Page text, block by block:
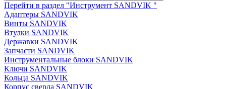
Перейти в раздел "Инструмент SANDVIK "
Адаптеры SANDVIK
Винты SANDVIK
Втулки SANDVIK
Державки SANDVIK
Запчасти SANDVIK
Инструментальные блоки SANDVIK
Ключи SANDVIK
Кольца SANDVIK
Корпус сверла SANDVIK